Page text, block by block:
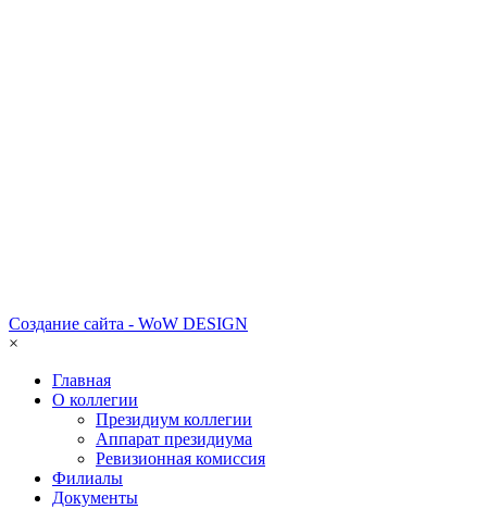
Создание сайта - WoW DESIGN
×
Главная
О коллегии
Президиум коллегии
Аппарат президиума
Ревизионная комиссия
Филиалы
Документы